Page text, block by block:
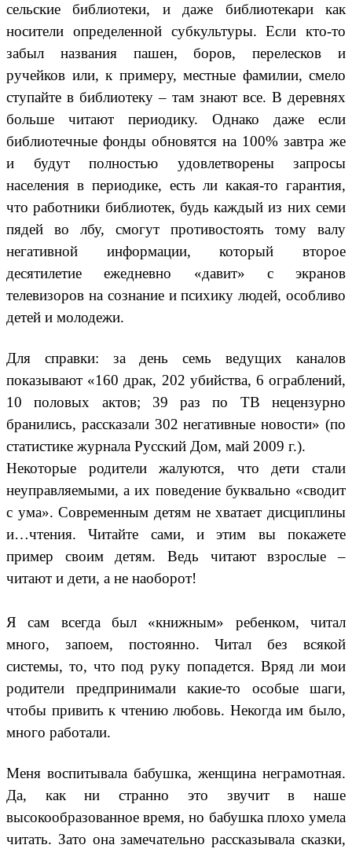
сельские библиотеки, и даже библиотекари как
носители определенной субкультуры. Если кто-то
забыл названия пашен, боров, перелесков и
ручейков или, к примеру, местные фамилии, смело
ступайте в библиотеку – там знают все. В деревнях
больше читают периодику. Однако даже если
библиотечные фонды обновятся на 100% завтра же
и будут полностью удовлетворены запросы
населения в периодике, есть ли какая-то гарантия,
что работники библиотек, будь каждый из них семи
пядей во лбу, смогут противостоять тому валу
негативной информации, который второе
десятилетие ежедневно «давит» с экранов
телевизоров на сознание и психику людей, особливо
детей и молодежи.
Для справки: за день семь ведущих каналов
показывают «160 драк, 202 убийства, 6 ограблений,
10 половых актов; 39 раз по ТВ нецензурно
бранились, рассказали 302 негативные новости» (по
статистике журнала Русский Дом, май 2009 г.).
Некоторые родители жалуются, что дети стали
неуправляемыми, а их поведение буквально «сводит
с ума». Современным детям не хватает дисциплины
и…чтения. Читайте сами, и этим вы покажете
пример своим детям. Ведь читают взрослые –
читают и дети, а не наоборот!
Я сам всегда был «книжным» ребенком, читал
много, запоем, постоянно. Читал без всякой
системы, то, что под руку попадется. Вряд ли мои
родители предпринимали какие-то особые шаги,
чтобы привить к чтению любовь. Некогда им было,
много работали.
Меня воспитывала бабушка, женщина неграмотная.
Да, как ни странно это звучит в наше
высокообразованное время, но бабушка плохо умела
читать. Зато она замечательно рассказывала сказки,